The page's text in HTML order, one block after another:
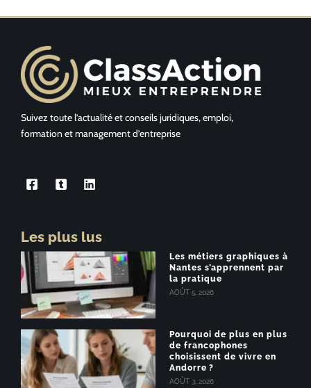
Suivez toute l’actualité et conseils juridiques, emploi,
formation et management d’entreprise
Les plus lus
Les métiers graphiques à
Nantes s’apprennent par
la pratique
AOÛT 5, 2026
Pourquoi de plus en plus
de francophones
choisissent de vivre en
Andorre ?
AOÛT 3, 2026